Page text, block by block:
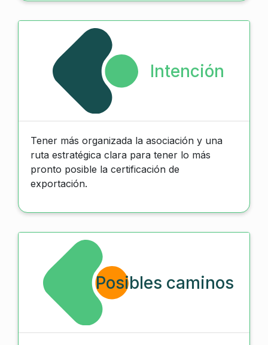
Intención
Tener más organizada la asociación y una
ruta estratégica clara para tener lo más
pronto posible la certificación de
exportación.
Posibles caminos